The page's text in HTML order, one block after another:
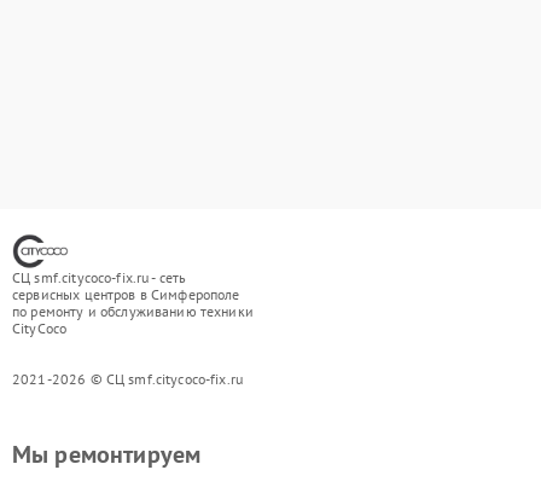
СЦ smf.citycoco-fix.ru - сеть
сервисных центров в Симферополе
по ремонту и обслуживанию техники
CityCoco
2021-2026 © СЦ smf.citycoco-fix.ru
Мы ремонтируем